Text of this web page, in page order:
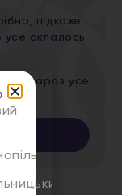
підкаже
склалось
зараз усе